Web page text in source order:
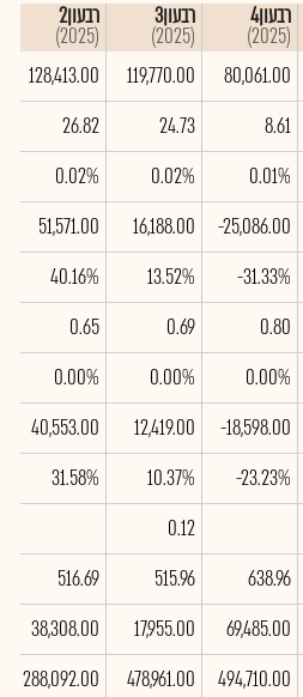
רבעון4
(2025)
רבעון3
(2025)
רבעון2
(2025)
80,061.00
119,770.00
128,413.00
8.61
24.73
26.82
0.01%
0.02%
0.02%
-25,086.00
16,188.00
51,571.00
-31.33%
13.52%
40.16%
0.80
0.69
0.65
0.00%
0.00%
0.00%
-18,598.00
12,419.00
40,553.00
-23.23%
10.37%
31.58%
0.12
638.96
515.96
516.69
69,485.00
17,955.00
38,308.00
494,710.00
478,961.00
288,092.00